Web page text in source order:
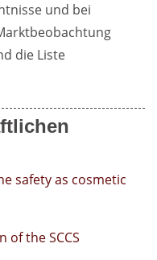
und bei
die Liste
safety as cosmetic
of the SCCS